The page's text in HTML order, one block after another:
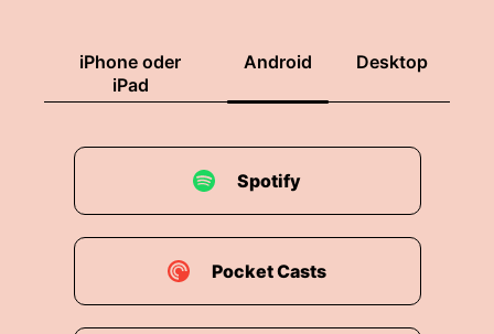
iPhone oder
iPad
Android Desktop
Spotify
Pocket Casts